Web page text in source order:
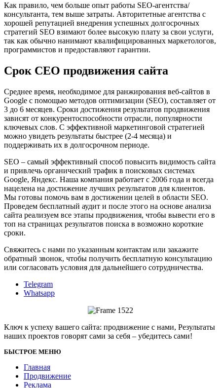
Как правило, чем больше опыт работы SEO-агентства/
консультанта, тем выше затраты. Авторитетные агентства с
хорошей репутацией внедрения успешных долгосрочных
стратегий SEO взимают более высокую плату за свои услуги,
так как обычно нанимают квалифицированных маркетологов,
программистов и предоставляют гарантии.
Срок СЕО продвижения сайта
Среднее время, необходимое для ранжирования веб-сайтов в
Google с помощью методов оптимизации (SEO), составляет от
3 до 6 месяцев. Сроки достижения результатов продвижения
зависят от конкурентоспособности отрасли, популярности
ключевых слов. С эффективной маркетинговой стратегией
можно увидеть результаты быстрее (2-4 месяца) и
поддерживать их в долгосрочном периоде.
SEO – самый эффективный способ повысить видимость сайта
и привлечь органический трафик в поисковых системах
Google, Яндекс. Наша компания работает с 2006 года и всегда
нацелена на достижение лучших результатов для клиентов.
Мы готовы помочь вам в достижении целей в области SEO.
Проведем бесплатный аудит и после этого на основе анализа
сайта реализуем все этапы продвижения, чтобы вывести его в
топ на страницах результатов поиска в возможно короткие
сроки.
Свяжитесь с нами по указанным контактам или закажите
обратный звонок, чтобы получить бесплатную консультацию
или согласовать условия для дальнейшего сотрудничества.
Telegram
Whatsapp
Ключ к успеху вашего сайта: продвижение с нами, Результаты
наших проектов говорят сами за себя – убедитесь сами!
БЫСТРОЕ МЕНЮ
Главная
Продвижение
Реклама